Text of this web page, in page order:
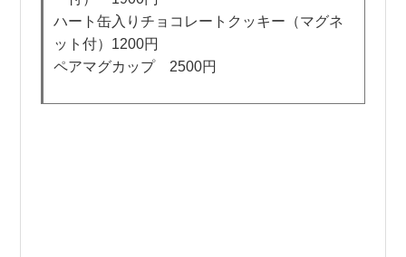
ハート缶入りチョコレートクッキー（マグネ
ット付）1200円
ペアマグカップ 2500円